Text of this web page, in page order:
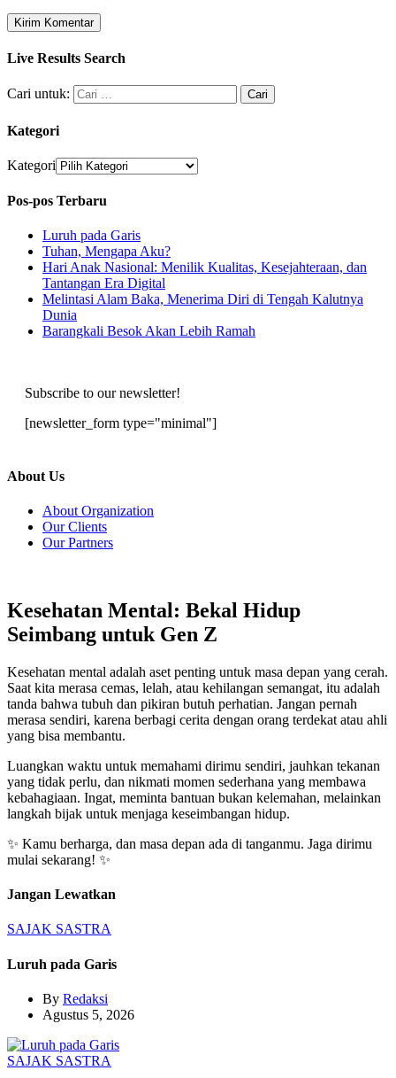
Live Results Search
Cari untuk:
Kategori
Kategori
Pos-pos Terbaru
Luruh pada Garis
Tuhan, Mengapa Aku?
Hari Anak Nasional: Menilik Kualitas, Kesejahteraan, dan
Tantangan Era Digital
Melintasi Alam Baka, Menerima Diri di Tengah Kalutnya
Dunia
Barangkali Besok Akan Lebih Ramah
Subscribe to our newsletter!
[newsletter_form type="minimal"]
About Us
About Organization
Our Clients
Our Partners
Kesehatan Mental: Bekal Hidup
Seimbang untuk Gen Z
Kesehatan mental adalah aset penting untuk masa depan yang cerah.
Saat kita merasa cemas, lelah, atau kehilangan semangat, itu adalah
tanda bahwa tubuh dan pikiran butuh perhatian. Jangan pernah
merasa sendiri, karena berbagi cerita dengan orang terdekat atau ahli
yang bisa membantu.
Luangkan waktu untuk memahami dirimu sendiri, jauhkan tekanan
yang tidak perlu, dan nikmati momen sederhana yang membawa
kebahagiaan. Ingat, meminta bantuan bukan kelemahan, melainkan
langkah bijak untuk menjaga keseimbangan hidup.
✨ Kamu berharga, dan masa depan ada di tanganmu. Jaga dirimu
mulai sekarang! ✨
Jangan Lewatkan
SAJAK SASTRA
Luruh pada Garis
By Redaksi
Agustus 5, 2026
SAJAK SASTRA